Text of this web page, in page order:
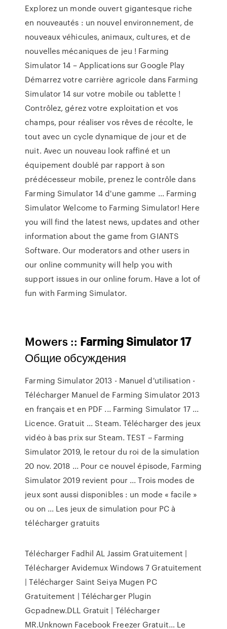
Explorez un monde ouvert gigantesque riche
en nouveautés : un nouvel environnement, de
nouveaux véhicules, animaux, cultures, et de
nouvelles mécaniques de jeu ! Farming
Simulator 14 – Applications sur Google Play
Démarrez votre carrière agricole dans Farming
Simulator 14 sur votre mobile ou tablette !
Contrôlez, gérez votre exploitation et vos
champs, pour réaliser vos rêves de récolte, le
tout avec un cycle dynamique de jour et de
nuit. Avec un nouveau look raffiné et un
équipement doublé par rapport à son
prédécesseur mobile, prenez le contrôle dans
Farming Simulator 14 d'une gamme ... Farming
Simulator Welcome to Farming Simulator! Here
you will find the latest news, updates and other
information about the game from GIANTS
Software. Our moderators and other users in
our online community will help you with
support issues in our online forum. Have a lot of
fun with Farming Simulator.
Mowers :: FarmingSimulator17
Общие обсуждения
Farming Simulator 2013 - Manuel d'utilisation -
Télécharger Manuel de Farming Simulator 2013
en français et en PDF ... Farming Simulator 17 ...
Licence. Gratuit ... Steam. Télécharger des jeux
vidéo à bas prix sur Steam. TEST – Farming
Simulator 2019, le retour du roi de la simulation
20 nov. 2018 ... Pour ce nouvel épisode, Farming
Simulator 2019 revient pour ... Trois modes de
jeux sont aussi disponibles : un mode « facile »
ou on ... Les jeux de simulation pour PC à
télécharger gratuits
Télécharger Fadhil AL Jassim Gratuitement |
Télécharger Avidemux Windows 7 Gratuitement
| Télécharger Saint Seiya Mugen PC
Gratuitement | Télécharger Plugin
Gcpadnew.DLL Gratuit | Télécharger
MR.Unknown Facebook Freezer Gratuit… Le